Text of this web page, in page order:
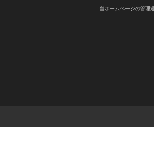
当ホームページの管理